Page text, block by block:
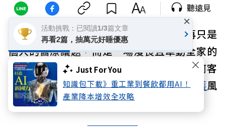
Just For You
知識包下載》重工業到餐飲都用AI！
產業降本增效全攻略
聽遠見
台灣正式邁入超高齡社會，
症已不再只是
個人的醫療議題，而是一場漫長且牽動全家的
長期抗戰。面對日益逼近的失智海嘯，如何客
觀檢視現有保障缺口，及早接住財務與照護風
險，已成為全民必修的財務課題。
活動挑戰：已閱讀1/3篇文章
再看2篇，抽萬元好睡優惠
×